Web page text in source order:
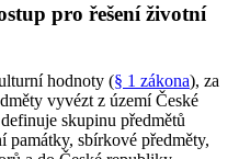
pro řešení životní
hodnoty (§ 1 zákona), za
vyvézt z území České
skupinu předmětů
sbírkové předměty,